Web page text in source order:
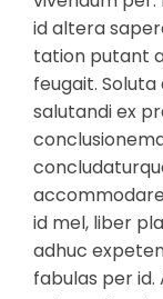
id altera
tation putant
feugait.
salutandi ex
id mel, liber
adhuc
fabulas per id.